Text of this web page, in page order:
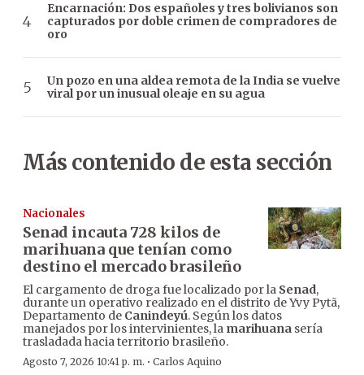
Encarnación: Dos españoles y tres bolivianos son
capturados por doble crimen de compradores de
oro
Un pozo en una aldea remota de la India se vuelve
viral por un inusual oleaje en su agua
Más contenido de esta sección
Nacionales
Senad incauta 728 kilos de
marihuana que tenían como
destino el mercado brasileño
El cargamento de droga fue localizado por la Senad,
durante un operativo realizado en el distrito de Yvy Pytã,
Departamento de Canindeyú. Según los datos
manejados por los intervinientes, la marihuana sería
trasladada hacia territorio brasileño.
Agosto 7, 2026 10:41 p. m. · Carlos Aquino